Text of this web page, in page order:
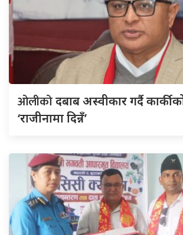
ओलीकोदबाब अस्वीकार गर्दै
‘राजीनामा दिन्नँ’